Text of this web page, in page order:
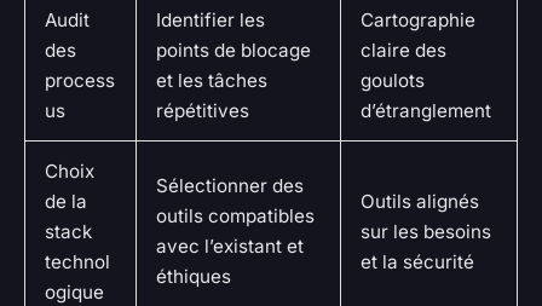
Audit
des
process
us
Identifier les
points de blocage
et les tâches
répétitives
Cartographie
claire des
goulots
d’étranglement
Choix
de la
stack
technol
ogique
Sélectionner des
outils compatibles
avec l’existant et
éthiques
Outils alignés
sur les besoins
et la sécurité